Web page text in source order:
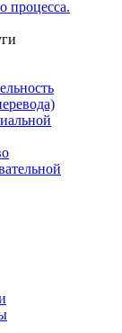
процесса.